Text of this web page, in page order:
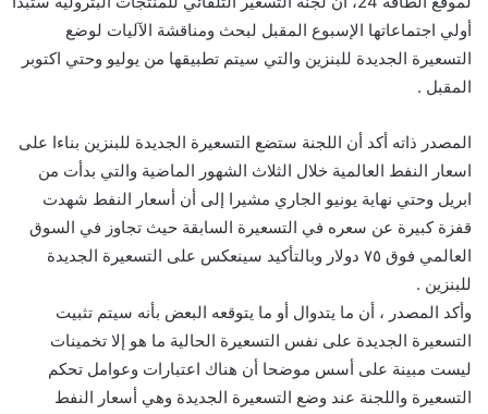
أولي اجتماعاتها الإسبوع المقبل لبحث ومناقشة الآليات لوضع
التسعيرة الجديدة للبنزين والتي سيتم تطبيقها من يوليو وحتي اكتوبر
المقبل .
المصدر ذاته أكد أن اللجنة ستضع التسعيرة الجديدة للبنزين بناءا على
اسعار النفط العالمية خلال الثلاث الشهور الماضية والتي بدأت من
ابريل وحتي نهاية يونيو الجاري مشيرا إلى أن أسعار النفط شهدت
قفزة كبيرة عن سعره في التسعيرة السابقة حيث تجاوز في السوق
العالمي فوق ٧٥ دولار وبالتأكيد سينعكس على التسعيرة الجديدة
للبنزين .
وأكد المصدر ، أن ما يتدوال أو ما يتوقعه البعض بأنه سيتم تثبيت
التسعيرة الجديدة على نفس التسعيرة الحالية ما هو إلا تخمينات
ليست مبينة على أسس موضحا أن هناك اعتبارات وعوامل تحكم
التسعيرة واللجنة عند وضع التسعيرة الجديدة وهي أسعار النفط